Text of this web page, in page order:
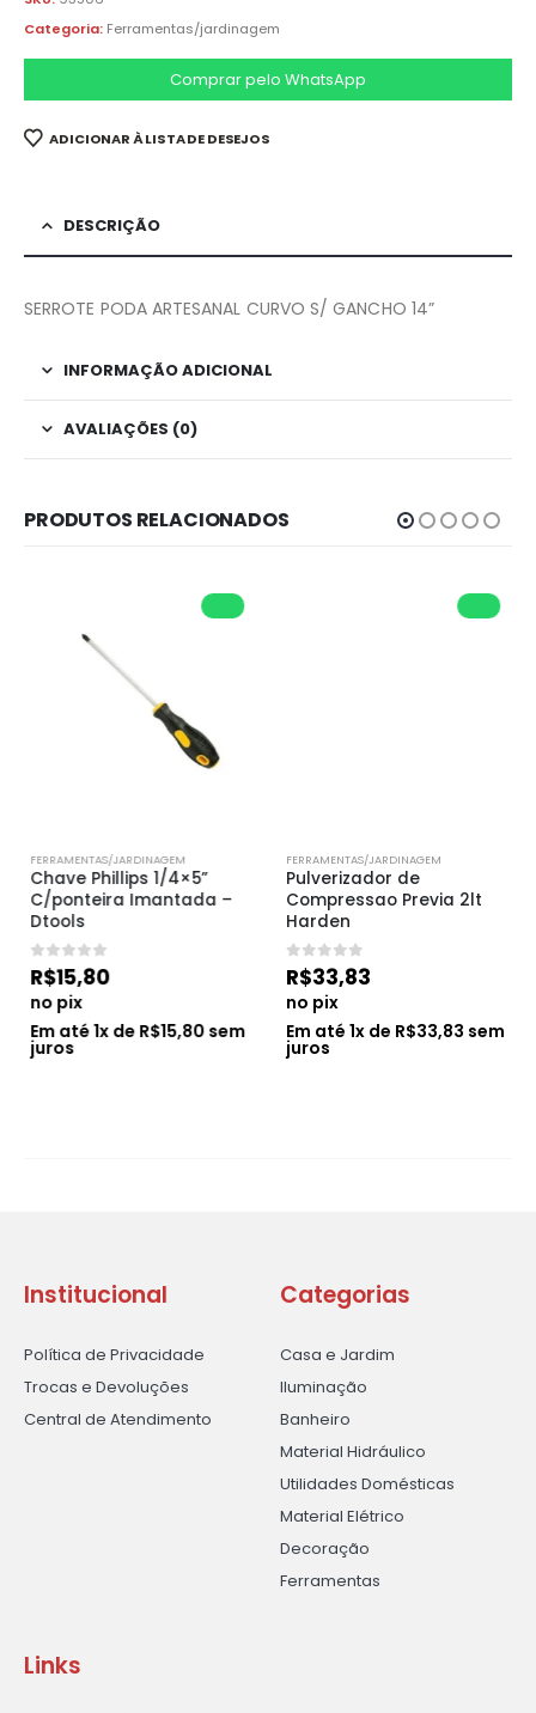
Categoria: Ferramentas/jardinagem
Comprar pelo WhatsApp
ADICIONAR À LISTA DE DESEJOS
DESCRIÇÃO
SERROTE PODA ARTESANAL CURVO S/ GANCHO 14”
INFORMAÇÃO ADICIONAL
AVALIAÇÕES (0)
PRODUTOS RELACIONADOS
FERRAMENTAS/JARDINAGEM
Chave Phillips 1/4×5”
C/ponteira Imantada –
Dtools
0de 5
R$15,80
no pix
Em até1x deR$15,80sem
juros
FERRAMENTAS/JARDINAGEM
Pulverizador de
Compressao Previa 2lt
Harden
0de 5
R$33,83
no pix
Em até1 x deR$33,83sem
juros
Institucional
Política de Privacidade
Trocas e Devoluções
Central de Atendimento
Categorias
Casa e Jardim
Iluminação
Banheiro
Material Hidráulico
Utilidades Domésticas
Material Elétrico
Decoração
Ferramentas
Links